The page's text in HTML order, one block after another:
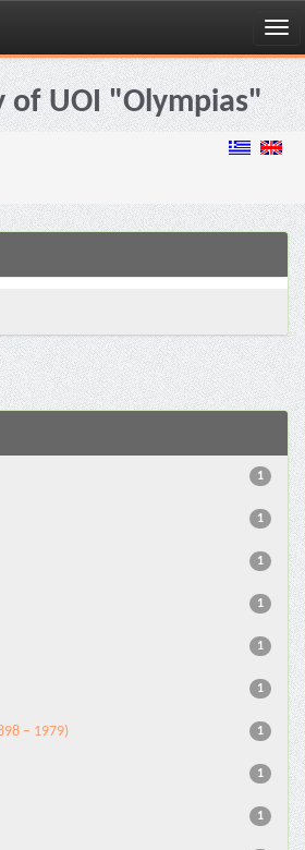
of UOI "Olympias"
1
1
1
1
1
1
1
– 1979)
1
1